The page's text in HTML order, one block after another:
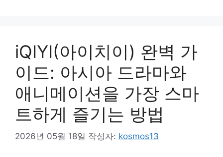
iQIYI(아이치이) 완벽 가
이드: 아시아 드라마와
애니메이션을 가장 스마
트하게 즐기는 방법
2026년 05월 18일 작성자: kosmos13